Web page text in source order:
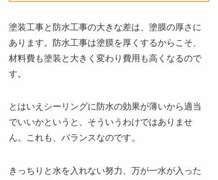
塗装工事と防水工事の大きな差は、塗膜の厚さに
あります。防水工事は塗膜を厚くするからこそ、
材料費も塗装と大きく変わり費用も高くなるので
す。
とはいえシーリングに防水の効果が薄いから適当
でいいかというと、そういうわけではありませ
ん。これも、バランスなのです。
きっちりと水を入れない努力、万が一水が入った